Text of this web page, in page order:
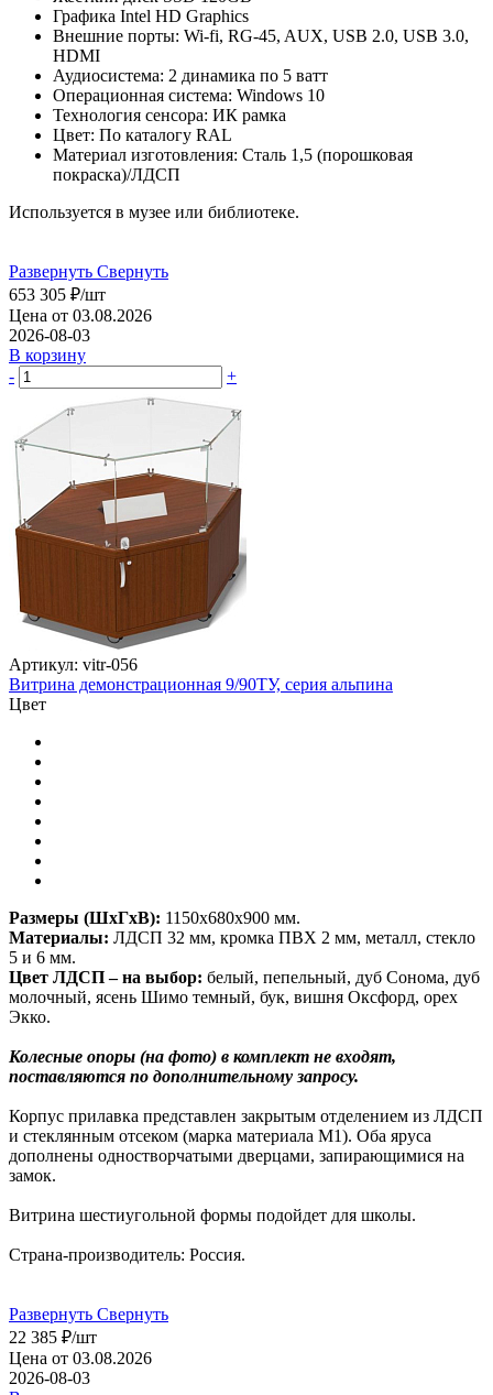
Графика Intel HD Graphics
Внешние порты: Wi-fi, RG-45, AUX, USB 2.0, USB 3.0,
HDMI
Аудиосистема: 2 динамика по 5 ватт
Операционная система: Windows 10
Технология сенсора: ИК рамка
Цвет: По каталогу RAL
Материал изготовления: Сталь 1,5 (порошковая
покраска)/ЛДСП
Используется в музее или библиотеке.
Развернуть Свернуть
653 305 ₽/шт
Цена от 03.08.2026
2026-08-03
В корзину
-
+
Артикул: vitr-056
Витрина демонстрационная 9/90TУ, серия альпина
Цвет
Размеры (ШхГхВ): 1150х680х900 мм.
Материалы: ЛДСП 32 мм, кромка ПВХ 2 мм, металл, стекло
5 и 6 мм.
Цвет ЛДСП – на выбор: белый, пепельный, дуб Сонома, дуб
молочный, ясень Шимо темный, бук, вишня Оксфорд, орех
Экко.
Колесные опоры (на фото) в комплект не входят,
поставляются по дополнительному запросу.
Корпус прилавка представлен закрытым отделением из ЛДСП
и стеклянным отсеком (марка материала М1). Оба яруса
дополнены одностворчатыми дверцами, запирающимися на
замок.
Витрина шестиугольной формы подойдет для школы.
Страна-производитель: Россия.
Развернуть Свернуть
22 385 ₽/шт
Цена от 03.08.2026
2026-08-03